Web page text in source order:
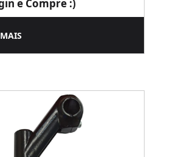
e Compre :)